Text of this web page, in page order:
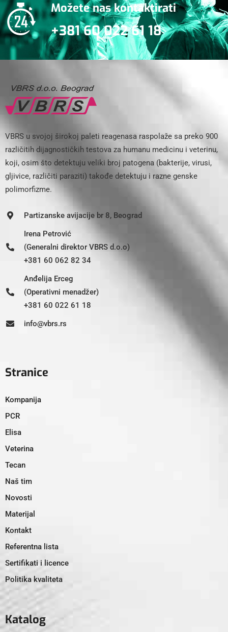
Možete nas kontaktirati
+381 60 022 61 18
VBRS u svojoj širokoj paleti reagenasa raspolaže sa preko 900
različitih dijagnostičkih testova za humanu medicinu i veterinu,
koji, osim što detektuju veliki broj patogena (bakterije, virusi,
gljivice, različiti paraziti) takođe detektuju i razne genske
polimorfizme.
Partizanske avijacije br 8, Beograd
Irena Petrović
(Generalni direktor VBRS d.o.o)
+381 60 062 82 34
Anđelija Erceg
(Operativni menadžer)
+381 60 022 61 18
info@vbrs.rs
Stranice
Kompanija
PCR
Elisa
Veterina
Tecan
Naš tim
Novosti
Materijal
Kontakt
Referentna lista
Sertifikati i licence
Politika kvaliteta
Katalog